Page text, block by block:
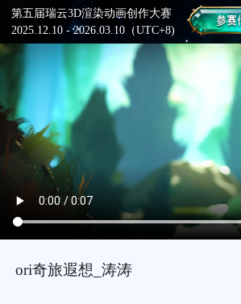
第五届瑞云3D渲染动画创作大赛
2025.12.10 - 2026.03.10（UTC+8)
ori奇旅遐想_涛涛